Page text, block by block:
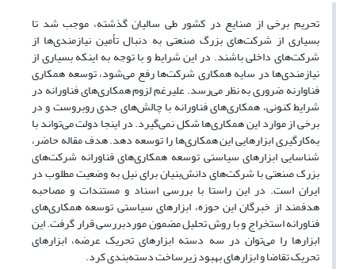
تحریم برخی از صنایع در کشور طی سالیان گذشته، موجب شد تا
بسیاری از شرکت‌های بزرگ صنعتی به دنبال تأمین نیازمندی‌ها از
شرکت‌های داخلی باشند. در این شرایط و با توجه به اینکه بسیاری از
نیازمندی‌ها در سایه همکاری شرکت‌ها رفع می‌شود، توسعه همکاری
فناوارنه ضروری به نظر می‌رسد. علیرغم لزوم همکاری‌های فناورانه در
شرایط کنونی، همکاری‌های فناورانه با چالش‌های جدی روبروست و در
برخی از موارد این همکاری‌ها شکل نمی‌گیرد. در اینجا دولت می‌تواند با
به‌کارگیری ابزارهایی این همکاری‌ها را توسعه دهد. هدف مقاله حاضر،
شناسایی ابزارهای سیاستی توسعه همکاری‌های فناورانه شرکت‌های
بزرک صنعتی با شرکت‌های دانش‌بنیان برای نیل به وضعیت مطلوب در
ایران است. در این راستا با بررسی اسناد و مستندات و مصاحبه
هدفمند از خبرگان این حوزه، ابزارهای سیاستی توسعه همکاری‌های
فناورانه استخراج و با روش تحلیل مضمون موردبررسی قرار گرفت. این
ابزارها را می‌توان در سه دسته ابزارهای تحریک عرضه، ابزارهای
تحریک تقاضا و ابزارهای بهبود زیرساخت دسته‌بندی کرد.